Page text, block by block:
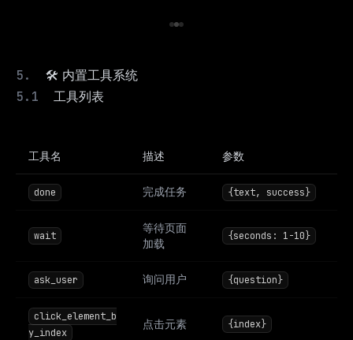
🛠️ 内置工具系统
工具列表
工具名 描述 参数
done 完成任务 {text, success}
wait
等待页面
加载
{seconds: 1-10}
ask_user 询问用户 {question}
click_element_b
y_index
点击元素 {index}